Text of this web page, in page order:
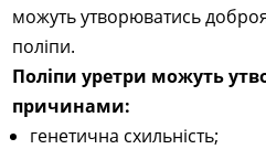
можуть утворюватись
поліпи.
Поліпи уретри можуть
причинами:
генетична схильність;